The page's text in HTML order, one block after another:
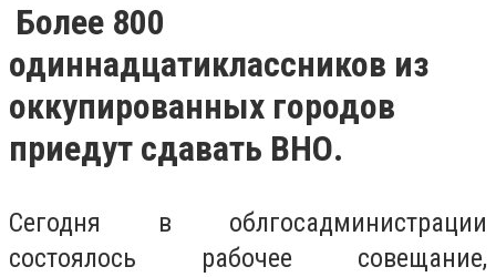
Более 800
одиннадцатиклассников из
оккупированных городов
приедут сдавать ВНО.
Сегодня в облгосадминистрации
состоялось рабочее совещание,